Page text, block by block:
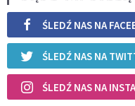
ŚLEDŹ NAS NA
ŚLEDŹ NAS NA
ŚLEDŹ NAS NA